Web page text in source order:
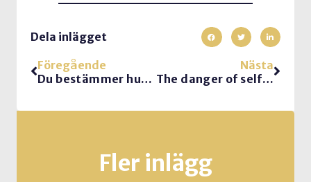
Dela inlägget
Föregående
Du bestämmer hur andra mår
Nästa
The danger of selfish leadership
Fler inlägg